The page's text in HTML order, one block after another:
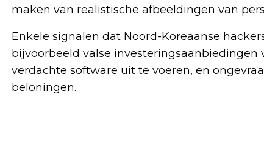
maken van realistische afbeeldingen van
Enkele signalen dat Noord-Koreaanse
bijvoorbeeld valse
verdachte software uit te voeren, en
beloningen.